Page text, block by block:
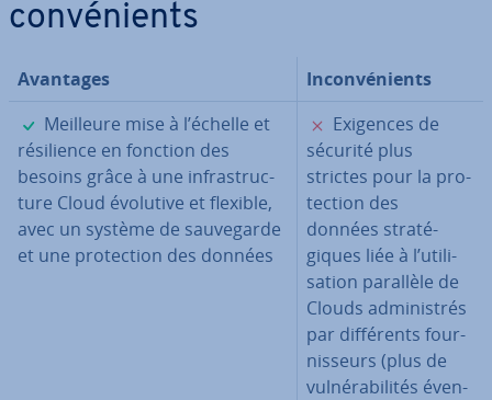
con­vé­nients
Avantages
In­con­vé­nients
✓
Meilleure mise à l’échelle et
ré­si­lience en fonction des
besoins grâce à une in­fras­truc­
ture Cloud évolutive et flexible,
avec un système de sau­ve­garde
et une pro­tec­tion des données
✗
Exigences de
sécurité plus
strictes pour la pro­
tec­tion des
données stra­té­
giques liée à l’uti­li­
sa­tion parallèle de
Clouds ad­mi­nis­trés
par dif­fé­rents four­
nis­seurs (plus de
vul­né­ra­bi­li­tés éven­